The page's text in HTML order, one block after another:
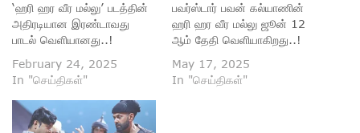
‘ஹரி ஹர வீர மல்லு’ படத்தின்
அதிரடியான இரண்டாவது
பாடல் வெளியானது..!
February 24, 2025
In "செய்திகள்"
பவர்ஸ்டார் பவன் கல்யாணின்
ஹரி ஹர வீர மல்லு ஜூன் 12
ஆம் தேதி வெளியாகிறது..!
May 17, 2025
In "செய்திகள்"